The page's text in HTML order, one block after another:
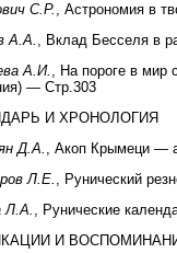
С.Р., Астрономия в
А.А., Вклад Бесселя в
A.И. , На пороге в мир
— Стр.303
И ХРОНОЛОГИЯ
Д.А. , Акоп Крымеци —
Л.Е. , Рунический
Л.А. , Рунические
И